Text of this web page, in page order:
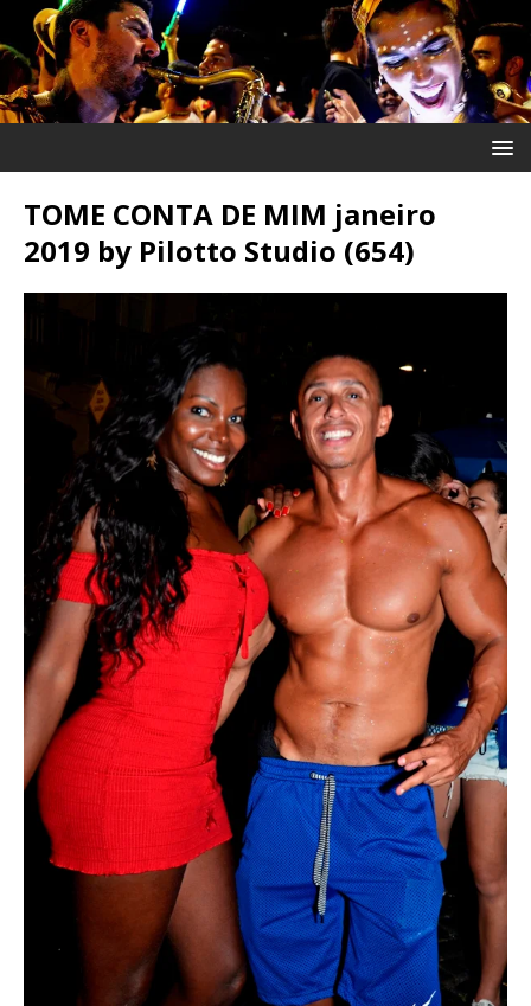
TOME CONTA DE MIM janeiro
2019 by Pilotto Studio (654)